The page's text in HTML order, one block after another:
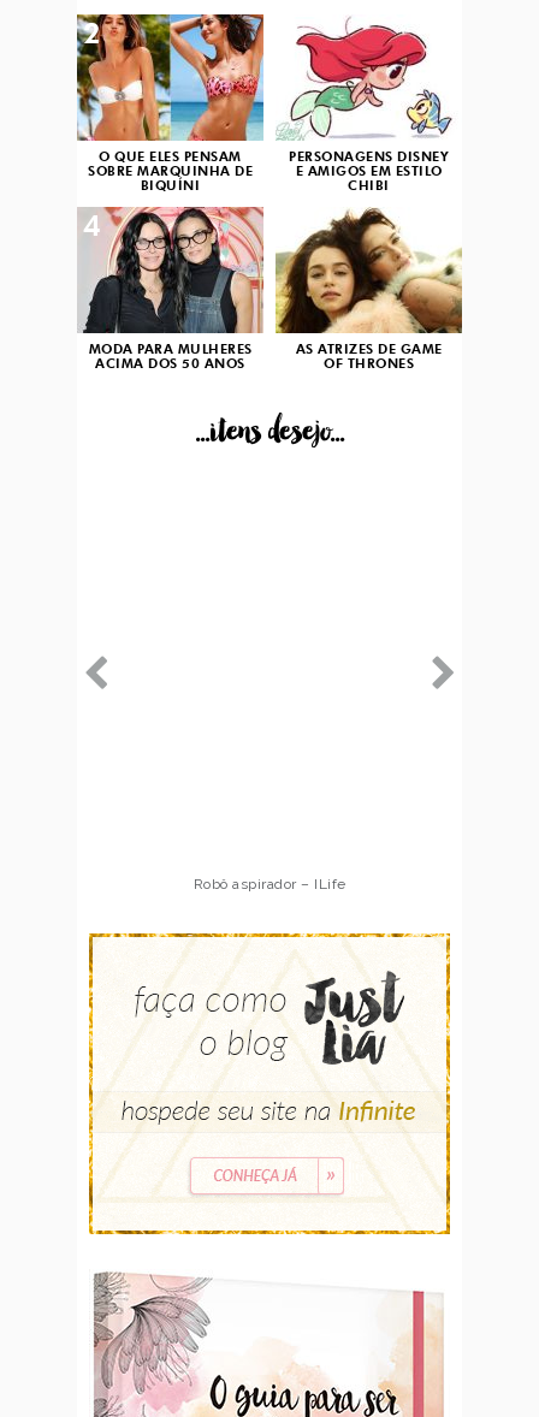
O QUE ELES PENSAM
SOBRE MARQUINHA DE
BIQUÍNI
2
PERSONAGENS DISNEY
E AMIGOS EM ESTILO
CHIBI
3
MODA PARA MULHERES
ACIMA DOS 50 ANOS
4
AS ATRIZES DE GAME
OF THRONES
...itens desejo...
Robô aspirador – ILife